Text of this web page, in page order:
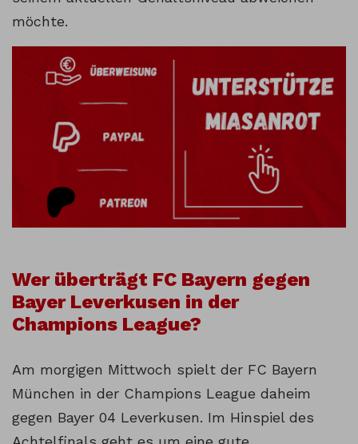
möchte.
Wer überträgt FC Bayern gegen
Bayer Leverkusen in der
Champions League?
Am morgigen Mittwoch spielt der FC Bayern
München in der Champions League daheim
gegen Bayer 04 Leverkusen. Im Hinspiel des